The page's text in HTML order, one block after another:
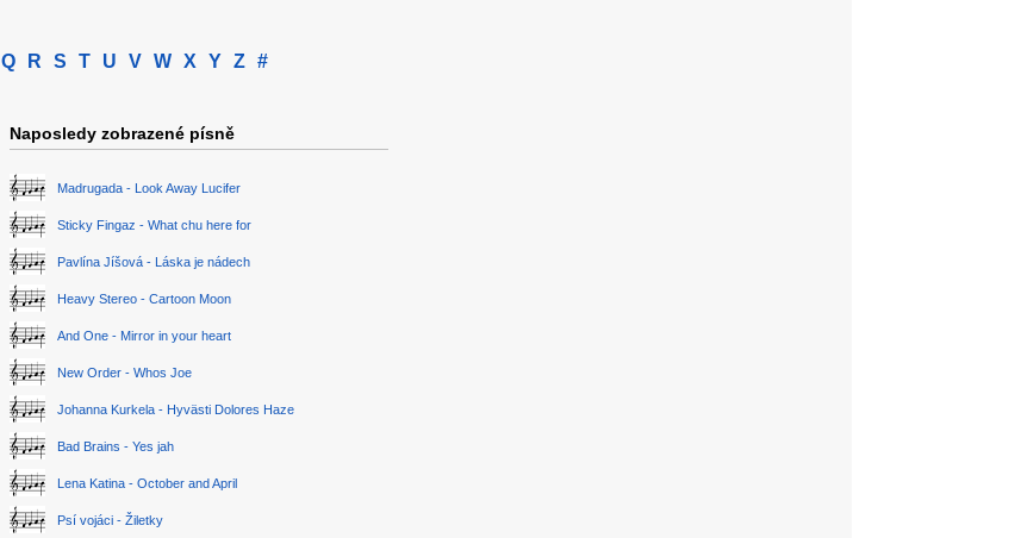
Q R S T U V W X Y Z #
Naposledy zobrazené písně
Madrugada - Look Away Lucifer
Sticky Fingaz - What chu here for
Pavlína Jíšová - Láska je nádech
Heavy Stereo - Cartoon Moon
And One - Mirror in your heart
New Order - Whos Joe
Johanna Kurkela - Hyvästi Dolores Haze
Bad Brains - Yes jah
Lena Katina - October and April
Psí vojáci - Žiletky